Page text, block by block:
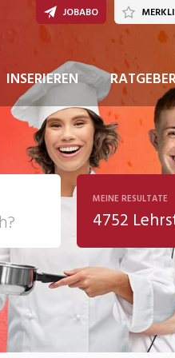
INSERIEREN
JOBABO
MEINE RESULTATE
4752